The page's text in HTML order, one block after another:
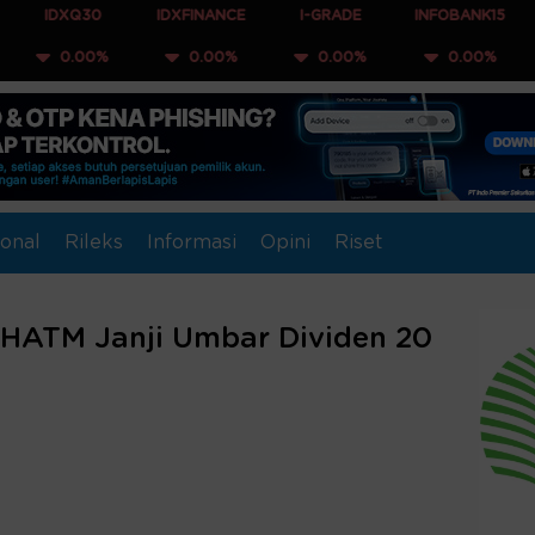
IDXFINANCE
0.00%
I-GRADE
0.00%
INFOBANK15
0.00%
Rileks Informasi Opini Riset
Janji Umbar Dividen 20